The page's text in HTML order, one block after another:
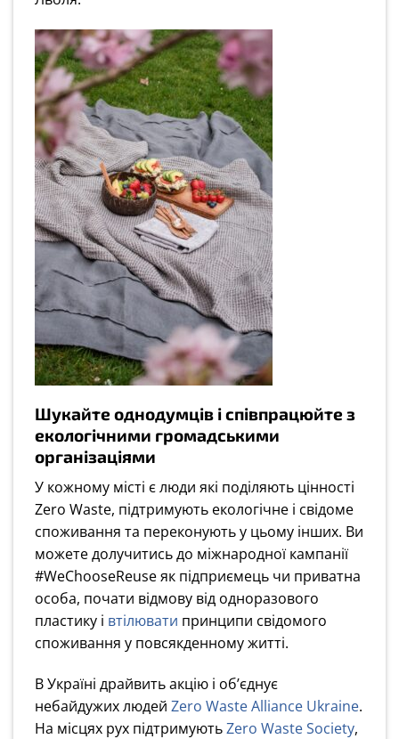
Шукайте однодумців і співпрацюйте з
екологічними громадськими
організаціями
У кожному місті є люди які поділяють цінності
Zero Waste, підтримують екологічне і свідоме
споживання та переконують у цьому інших. Ви
можете долучитись до міжнародної кампанії
#WeChooseReuse як підприємець чи приватна
особа, почати відмову від одноразового
пластику і втілювати принципи свідомого
споживання у повсякденному житті.
В Україні драйвить акцію і об’єднує
небайдужих людей Zero Waste Alliance Ukraine.
На місцях рух підтримуютьZero Waste Society,